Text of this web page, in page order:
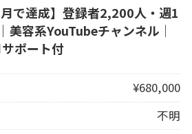
月で達成】登録者2,200人・週1
美容系YouTubeチャンネル｜
ポート付
¥680,000
不明